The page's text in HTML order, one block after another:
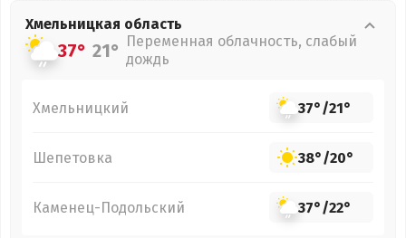
Хмельницкая область
37° 21° Переменная облачность, слабый
дождь
Хмельницкий 37°/21°
Шепетовка 38°/20°
Каменец-Подольский 37°/22°